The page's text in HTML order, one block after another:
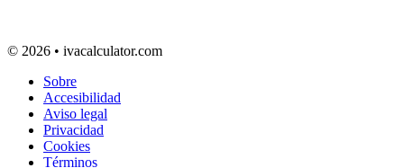
© 2026 • ivacalculator.com
Sobre
Accesibilidad
Aviso legal
Privacidad
Cookies
Términos